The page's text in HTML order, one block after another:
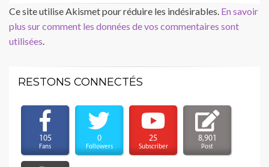
Ce site utilise Akismet pour réduire les indésirables. En savoir
plus sur comment les données de vos commentaires sont
utilisées.
RESTONS CONNECTÉS
105
Fans
0
Followers
25
Subscriber
8,901
Post